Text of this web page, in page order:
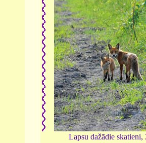
Lapsu dažādie skatieni,